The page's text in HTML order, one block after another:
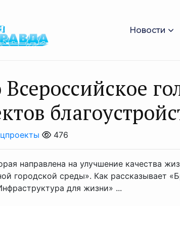
Новости
476
направлена на улучшение качества
городской среды». Как рассказывает
для жизни» ...